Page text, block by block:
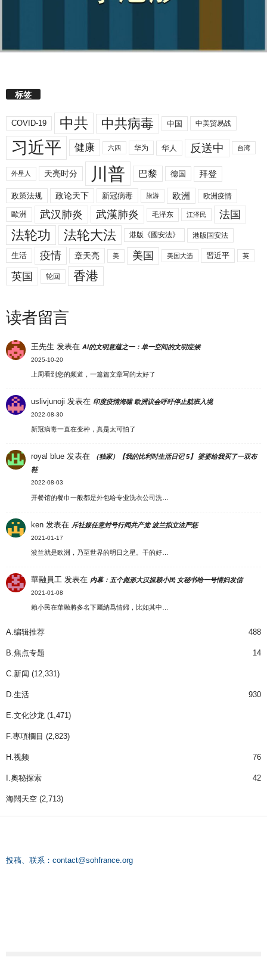
标签
COVID-19 中共 中共病毒 中国 中美贸易战
习近平 健康 六四 华为 华人 反送中 台湾
外星人 天亮时分 川普 巴黎 德国 拜登
政策法规 政论天下 新冠病毒 旅游 欧洲 欧洲疫情
歐洲 武汉肺炎 武漢肺炎 毛泽东 江泽民 法国
法轮功 法轮大法 港版《國安法》 港版国安法
生活 疫情 章天亮 美 美国 美国大选 習近平 英
英国 轮回 香港
读者留言
王先生 发表在AI的文明意蕴之一：单一空间的文明症候
2025-10-20
上周看到您的频道，一篇篇文章写的太好了
uslivjunoji 发表在 印度疫情海啸 欧洲议会呼吁停止航班入境
2022-08-30
新冠病毒一直在变种，真是太可怕了
royal blue 发表在
（独家）【我的比利时生活日记 5】 婆婆给我买了一双布
鞋
2022-08-03
开餐馆的餐巾一般都是外包给专业洗衣公司洗…
ken 发表在 斥社媒任意封号行同共产党 波兰拟立法严惩
2021-01-17
波兰就是欧洲，乃至世界的明日之星。干的好…
華融員工 发表在 内幕：五个彪形大汉抓赖小民 女秘书给一号情妇发信
2021-01-08
賴小民在華融將多名下屬納爲情婦，比如其中…
A.编辑推荐 488
B.焦点专题 14
C.新闻 (12,331)
D.生活 930
E.文化沙龙 (1,471)
F.專項欄目 (2,823)
H.视频 76
I.奧秘探索 42
海闊天空 (2,713)
投稿、联系： contact@sohfrance.org